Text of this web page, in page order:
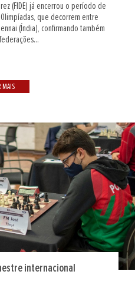
(FIDE) já encerrou o período de
que decorrem entre
(Índia), confirmando também
MAIS
internacional